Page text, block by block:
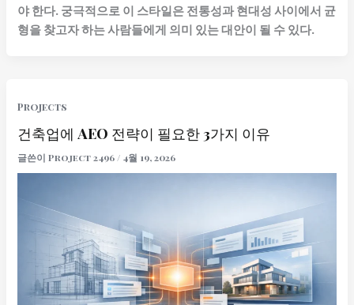
야 한다. 궁극적으로 이 스타일은 전통성과 현대성 사이에서 균
형을 찾고자 하는 사람들에게 의미 있는 대안이 될 수 있다.
Projects
건축업에 AEO 전략이 필요한 3가지 이유
글쓴이Project 2496 / 4월 19, 2026